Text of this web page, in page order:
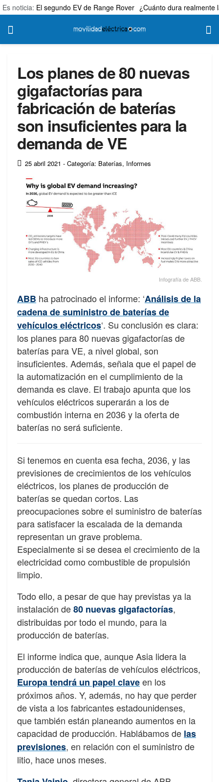
Es noticia: El segundo EV de Range Rover ¿Cuánto dura realmente
Los planes de 80 nuevas
gigafactorías para
fabricación de baterías
son insuficientes para la
demanda de VE
25 abril 2021 - Categoría: Baterías, Informes
Infografía de ABB.
ABB ha patrocinado el informe: ‘Análisis de la
cadena de suministro de baterías de
vehículos eléctricos‘. Su conclusión es clara:
los planes para 80 nuevas gigafactorías de
baterías para VE, a nivel global, son
insuficientes. Además, señala que el papel de
la automatización en el cumplimiento de la
demanda es clave. El trabajo apunta que los
vehículos eléctricos superarán a los de
combustión interna en 2036 y la oferta de
baterías no será suficiente.
Si tenemos en cuenta esa fecha, 2036, y las
previsiones de crecimientos de los vehículos
eléctricos, los planes de producción de
baterías se quedan cortos. Las
preocupaciones sobre el suministro de baterías
para satisfacer la escalada de la demanda
representan un grave problema.
Especialmente si se desea el crecimiento de la
electricidad como combustible de propulsión
limpio.
Todo ello, a pesar de que hay previstas ya la
instalación de80 nuevas gigafactorías,
distribuidas por todo el mundo, para la
producción de baterías.
El informe indica que, aunque Asia lidera la
producción de baterías de vehículos eléctricos,
Europa tendrá un papel claveen los
próximos años. Y, además, no hay que perder
de vista a los fabricantes estadounidenses,
que también están planeando aumentos en la
capacidad de producción. Hablábamos de las
previsiones, en relación con el suministro de
litio, hace unos meses.